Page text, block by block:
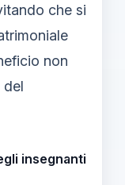
che si
non
del
insegnanti